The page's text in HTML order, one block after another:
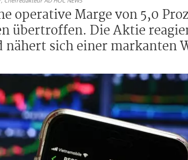
operative Marge von 5,0
übertroffen. Die Aktie
sich einer markanten